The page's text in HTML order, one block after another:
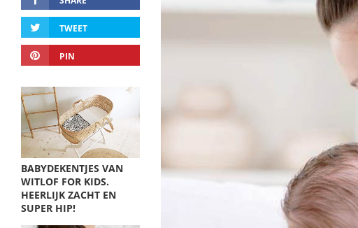
TWEET
PIN
BABYDEKENTJES VAN
WITLOF FOR KIDS.
HEERLIJK ZACHT EN
SUPER HIP!